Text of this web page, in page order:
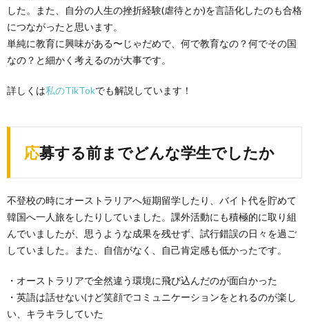
した。また、自分の人生の挫折経験(虐待とか)を言語化したのも合格
につながったと思います。
単純に教育に興味がある〜じゃだめで、何で教育なの？何でその国
なの？と細かく考えるのが大事です。
詳しくは私のTikTokでも解説しています！
応募する前までどんな学生でしたか
不登校の時にオーストラリアへ短期留学したり、バイト代を貯めて
韓国へ一人旅をしたりしていました。課外活動にも積極的に取り組
んでいましたが、思うような成果を残せず、試行錯誤の日々を過ご
していました。
また、自信がなく、自己肯定感も低かったです。
・オーストラリアで全然違う環境に飛び込んだのが面白かった
・英語は話せないけど笑顔でコミュニケーションをとれるのが楽し
い、キラキラしていた